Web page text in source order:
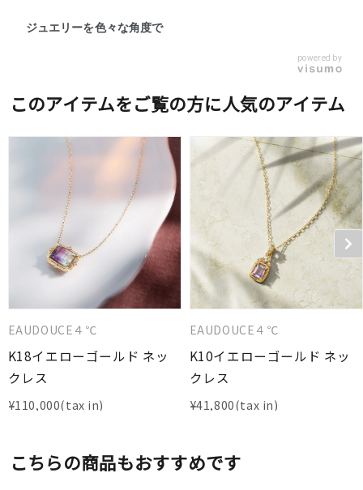
ジュエリーを色々な角度で
powered by
このアイテムをご覧の方に人気のアイテム
EAUDOUCE４℃
K18イエローゴールド ネッ
クレス
¥110,000
EAUDOUCE４℃
K10イエローゴールド ネッ
クレス
¥41,800
こちらの商品もおすすめです